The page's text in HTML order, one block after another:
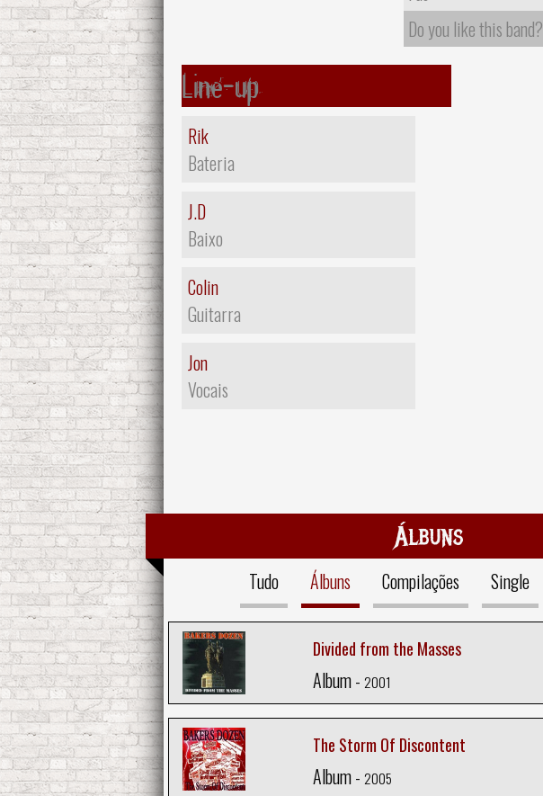
Do you like this band?
Line-up
Rik
Bateria
J.D
Baixo
Colin
Guitarra
Jon
Vocais
Álbuns
Tudo Álbuns Compilações Single
Divided from the Masses
Album - 2001
The Storm Of Discontent
Album - 2005